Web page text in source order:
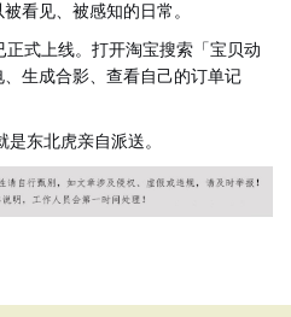
看见、被感知的日常。
正式上线。打开淘宝搜索「宝贝动
生成合影、查看自己的订单记
东北虎亲自派送。